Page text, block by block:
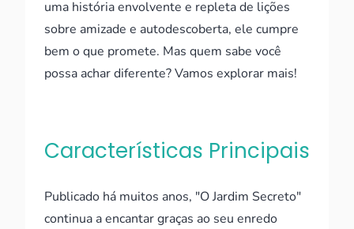
uma história envolvente e repleta de lições
sobre amizade e autodescoberta, ele cumpre
bem o que promete. Mas quem sabe você
possa achar diferente? Vamos explorar mais!
Características Principais
Publicado há muitos anos, "O Jardim Secreto"
continua a encantar graças ao seu enredo